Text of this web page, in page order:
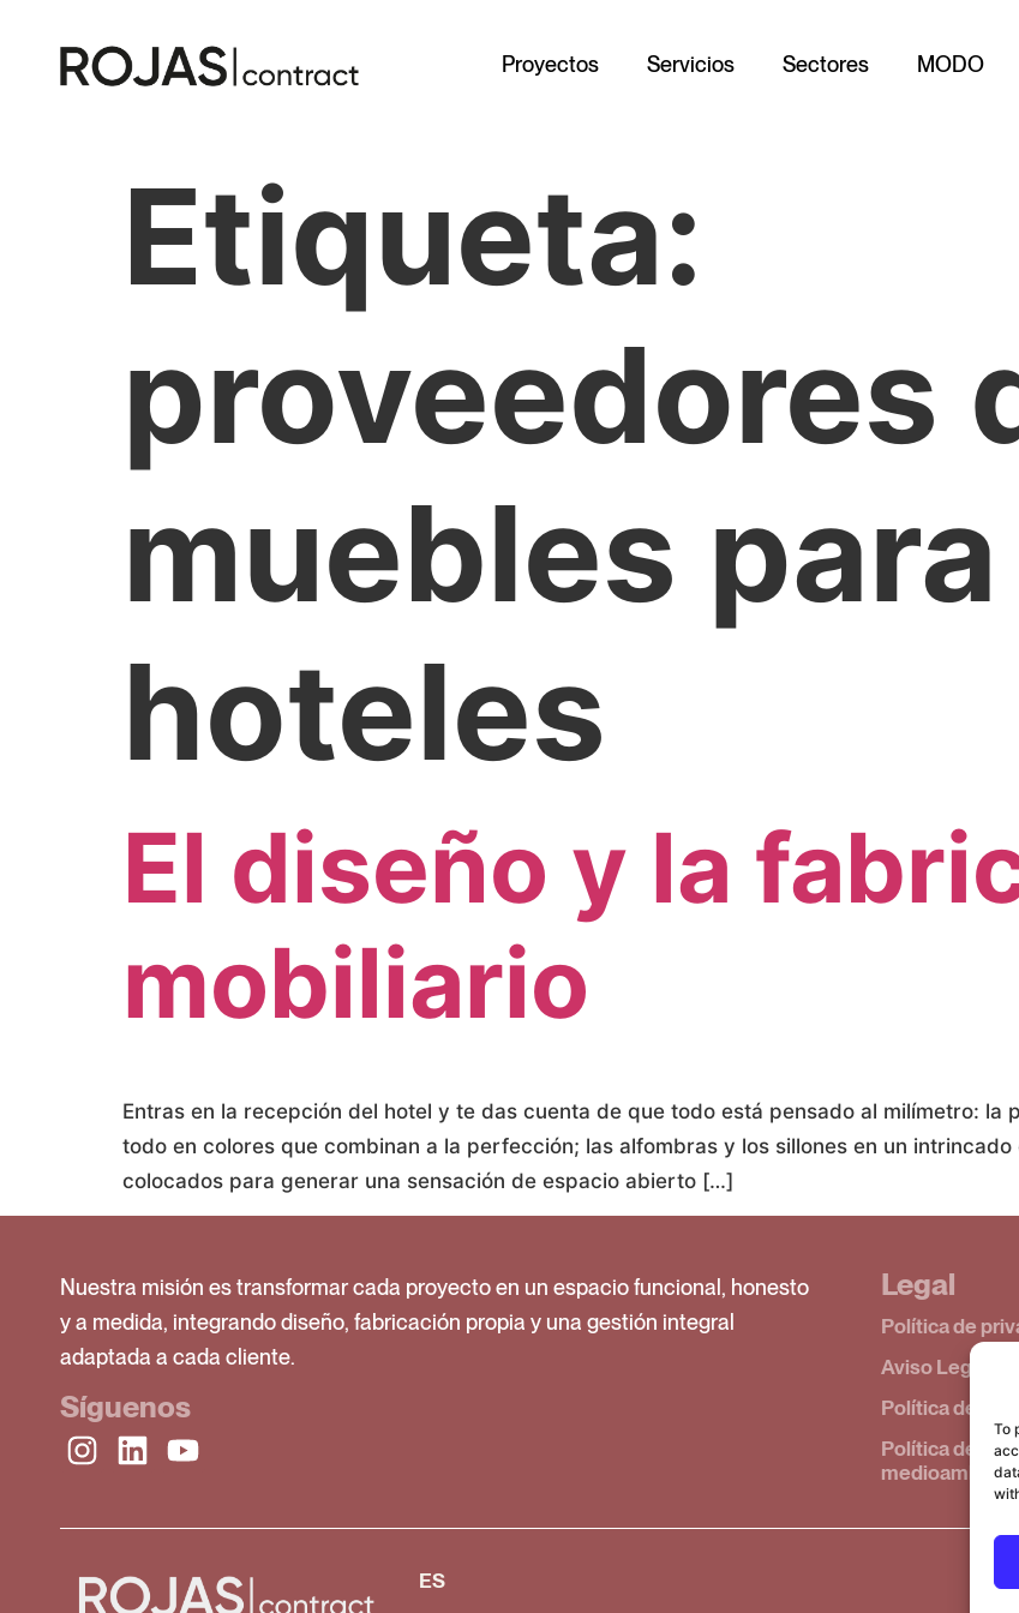
To
Proyectos Servicios Sectores MODO
Etiqueta:
proveedores
muebles para
hoteles
El diseño y la
mobiliario
Entras en la recepción del hotel y te das cuenta de que todo está pensado al milímetro: la
todo en colores que combinan a la perfección; las alfombras y los sillones en un
colocados para generar una sensación de espacio abierto […]
Nuestra misión es transformar cada proyecto en un espacio funcional, honesto
y a medida, integrando diseño, fabricación propia y una gestión integral
adaptada a cada cliente.
Síguenos
Legal
Política de
Aviso Legal
Política de
Política de
ES